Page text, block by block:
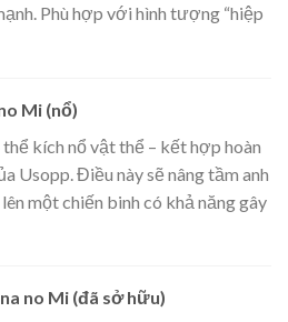
Phù hợp với hình tượng “hiệp
Mi (nổ)
kích nổ vật thể – kết hợp hoàn
Usopp. Điều này sẽ nâng tầm anh
một chiến binh có khả năng gây
no Mi (đã sở hữu)